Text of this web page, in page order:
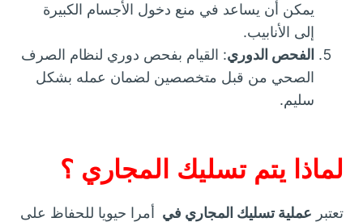
يمكن أن يساعد في منع دخول الأجسام الكبيرة
إلى الأنابيب.
الفحص الدوري: القيام بفحص دوري لنظام الصرف
الصحي من قبل متخصصين لضمان عمله بشكل
سليم.
لماذا يتم تسليك المجاري ؟
تعتبر عملية تسليك المجاري في أمرا حيويا للحفاظ على